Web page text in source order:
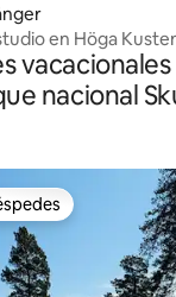
en Höga
nacional
preferido